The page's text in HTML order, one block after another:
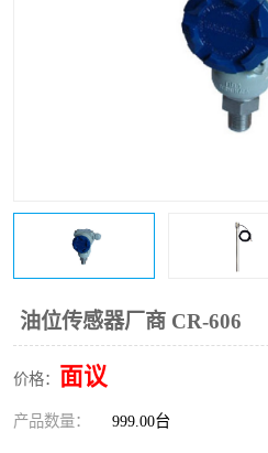
油位传感器厂商 CR-606
价格： 面议
产品数量： 999.00台
智能锅炉水位计